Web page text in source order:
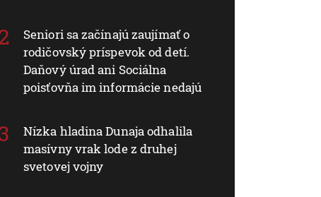
Seniori sa začínajú zaujímať o
rodičovský príspevok od detí.
Daňový úrad ani Sociálna
poisťovňa im informácie nedajú
Nízka hladina Dunaja odhalila
masívny vrak lode z druhej
svetovej vojny